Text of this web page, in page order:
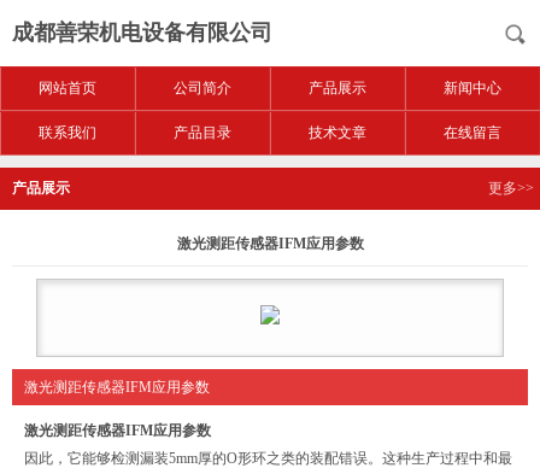
成都善荣机电设备有限公司
网站首页 公司简介 产品展示 新闻中心
联系我们 产品目录 技术文章 在线留言
产品展示 更多>>
激光测距传感器IFM应用参数
激光测距传感器IFM应用参数
激光测距传感器IFM应用参数
因此，它能够检测漏装5mm厚的O形环之类的装配错误。这种生产过程中和最